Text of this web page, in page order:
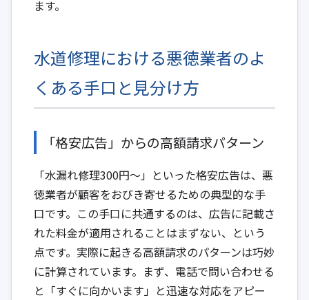
ます。
水道修理における悪徳業者のよ
くある手口と見分け方
「格安広告」からの高額請求パターン
「水漏れ修理300円〜」といった格安広告は、悪
徳業者が顧客をおびき寄せるための典型的な手
口です。この手口に共通するのは、広告に記載さ
れた料金が適用されることはまずない、という
点です。実際に起きる高額請求のパターンは巧妙
に計算されています。まず、電話で問い合わせる
と「すぐに向かいます」と迅速な対応をアピー